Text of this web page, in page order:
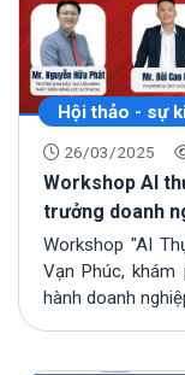
Hội thảo - sự
26/03/2025
Workshop AI
trưởng doanh
Workshop "AI
Vạn Phúc,
hành doanh